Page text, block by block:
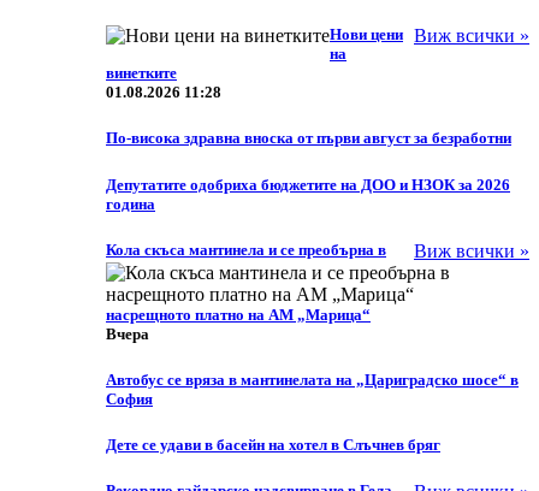
Виж всички »
Нови цени
на
винетките
01.08.2026 11:28
По-висока здравна вноска от първи август за безработни
Депутатите одобриха бюджетите на ДОО и НЗОК за 2026
година
Виж всички »
Кола скъса мантинела и се преобърна в
насрещното платно на АМ „Марица“
Вчера
Автобус се вряза в мантинелата на „Цариградско шосе“ в
София
Дете се удави в басейн на хотел в Слъчнев бряг